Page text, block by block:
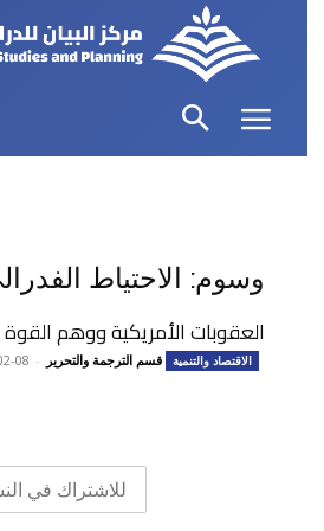
وسوم: الاحتياط
العقوبات الأمريكية ووهم القوة
الاقتصاد والتنمية قسم الترجمة والتحرير -
08